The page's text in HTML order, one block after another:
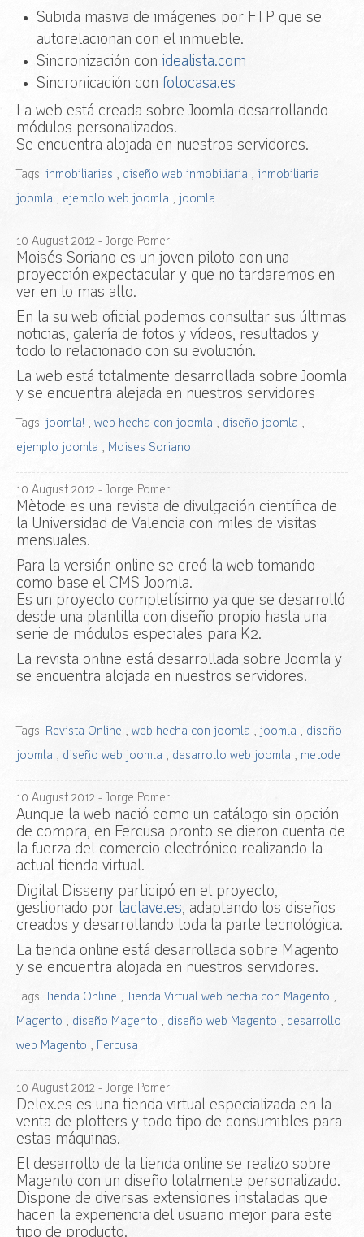
Subida masiva de imágenes por FTP que se
autorelacionan con el inmueble.
Sincronización con idealista.com
Sincronicación con fotocasa.es
La web está creada sobre Joomla desarrollando
módulos personalizados.
Se encuentra alojada en nuestros servidores.
Tags: inmobiliarias , diseño web inmobiliaria , inmobiliaria
joomla , ejemplo web joomla , joomla
10 August 2012 - Jorge Pomer
Moisés Soriano es un joven piloto con una
proyección expectacular y que no tardaremos en
ver en lo mas alto.
En la su web oficial podemos consultar sus últimas
noticias, galería de fotos y vídeos, resultados y
todo lo relacionado con su evolución.
La web está totalmente desarrollada sobre Joomla
y se encuentra alejada en nuestros servidores
Tags: joomla! , web hecha con joomla , diseño joomla ,
ejemplo joomla , Moises Soriano
10 August 2012 - Jorge Pomer
Mètode es una revista de divulgación científica de
la Universidad de Valencia con miles de visitas
mensuales.
Para la versión online se creó la web tomando
como base el CMS Joomla.
Es un proyecto completísimo ya que se desarrolló
desde una plantilla con diseño propio hasta una
serie de módulos especiales para K2.
La revista online está desarrollada sobre Joomla y
se encuentra alojada en nuestros servidores.
Tags: Revista Online , web hecha con joomla , joomla , diseño
joomla , diseño web joomla , desarrollo web joomla , metode
10 August 2012 - Jorge Pomer
Aunque la web nació como un catálogo sin opción
de compra, en Fercusa pronto se dieron cuenta de
la fuerza del comercio electrónico realizando la
actual tienda virtual.
Digital Disseny participó en el proyecto,
gestionado por laclave.es, adaptando los diseños
creados y desarrollando toda la parte tecnológica.
La tienda online está desarrollada sobre Magento
y se encuentra alojada en nuestros servidores.
Tags: Tienda Online , Tienda Virtual web hecha con Magento ,
Magento , diseño Magento , diseño web Magento , desarrollo
web Magento , Fercusa
10 August 2012 - Jorge Pomer
Delex.es es una tienda virtual especializada en la
venta de plotters y todo tipo de consumibles para
estas máquinas.
El desarrollo de la tienda online se realizo sobre
Magento con un diseño totalmente personalizado.
Dispone de diversas extensiones instaladas que
hacen la experiencia del usuario mejor para este
tipo de producto.